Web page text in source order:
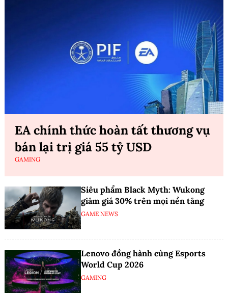
EA chính thức hoàn tất thương vụ
bán lại trị giá 55 tỷ USD
GAMING
Siêu phẩm Black Myth: Wukong
giảm giá 30% trên mọi nền tảng
GAME NEWS
Lenovo đồng hành cùng Esports
World Cup 2026
GAMING